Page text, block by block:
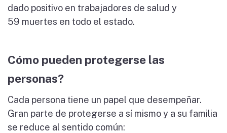
dado positivo en trabajadores de salud y
59 muertes en todo el estado.
Cómo pueden protegerse las
personas?
Cada persona tiene un papel que desempeñar.
Gran parte de protegerse a sí mismo y a su familia
se reduce al sentido común: